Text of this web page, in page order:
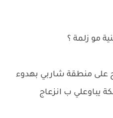
مو زلمة ؟
منطقة شاربي بهدوء
يباوعلي ب انزعاج